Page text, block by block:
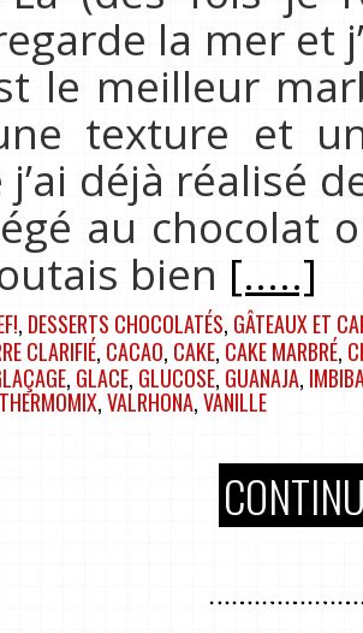
la mer et
le meilleur
texture et
j’ai déjà réalisé
au chocolat
bien [.....]
, DESSERTS CHOCOLATÉS, GÂTEAUX ET
CLARIFIÉ, CACAO, CAKE, CAKE MARBRÉ,
, GLACE, GLUCOSE, GUANAJA,
THERMOMIX,VALRHONA,VANILLE